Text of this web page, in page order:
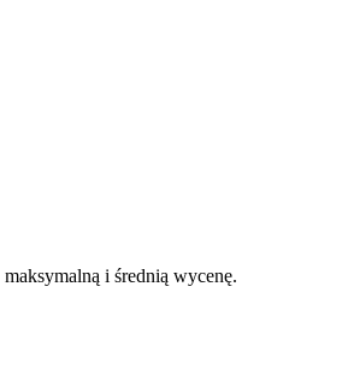
i średnią wycenę.